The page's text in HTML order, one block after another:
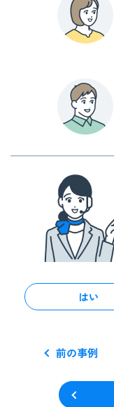
はい
前の事例